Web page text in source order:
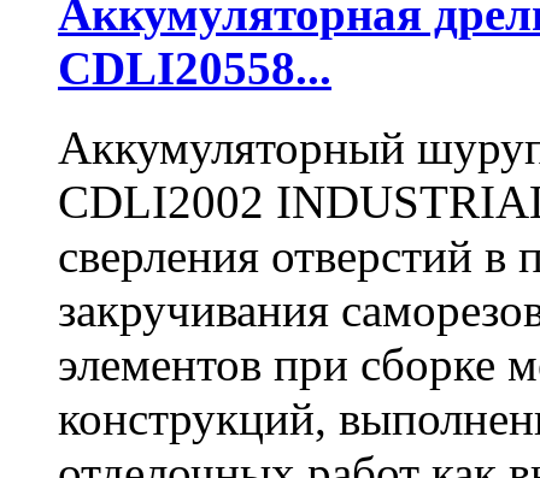
Аккумуляторная
CDLI20558...
Аккумуляторный
CDLI2002
сверления отверстий в
закручивания
элементов при сборке
конструкций,